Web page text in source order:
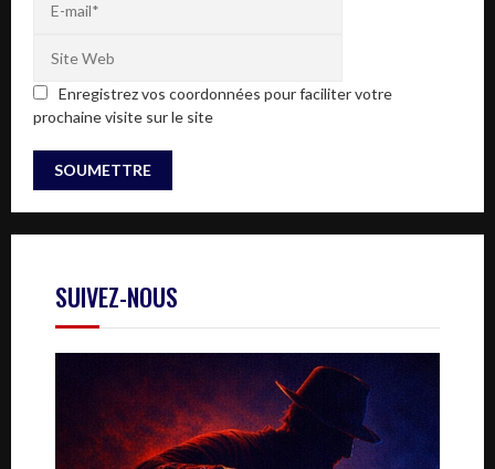
Enregistrez vos coordonnées pour faciliter votre
prochaine visite sur le site
SUIVEZ-NOUS